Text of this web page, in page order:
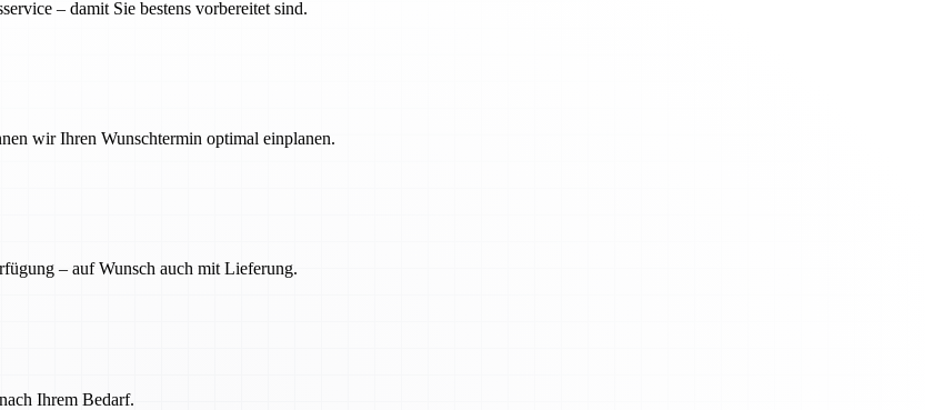
– damit Sie bestens vorbereitet sind.
wir Ihren Wunschtermin optimal einplanen.
– auf Wunsch auch mit Lieferung.
Ihrem Bedarf.